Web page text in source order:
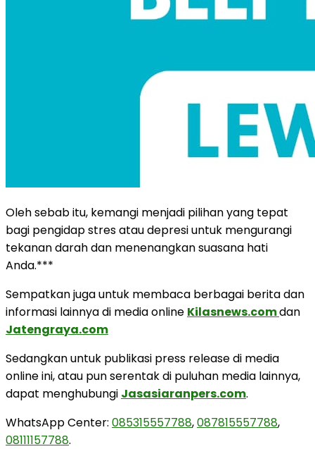
Oleh sebab itu, kemangi menjadi pilihan yang tepat
bagi pengidap stres atau depresi untuk mengurangi
tekanan darah dan menenangkan suasana hati
Anda.***
Sempatkan juga untuk membaca berbagai berita dan
informasi lainnya di media online Kilasnews.comdan
Jatengraya.com
Sedangkan untuk publikasi press release di media
online ini, atau pun serentak di puluhan media lainnya,
dapat menghubungi Jasasiaranpers.com.
WhatsApp Center: 085315557788,087815557788,
08111157788.